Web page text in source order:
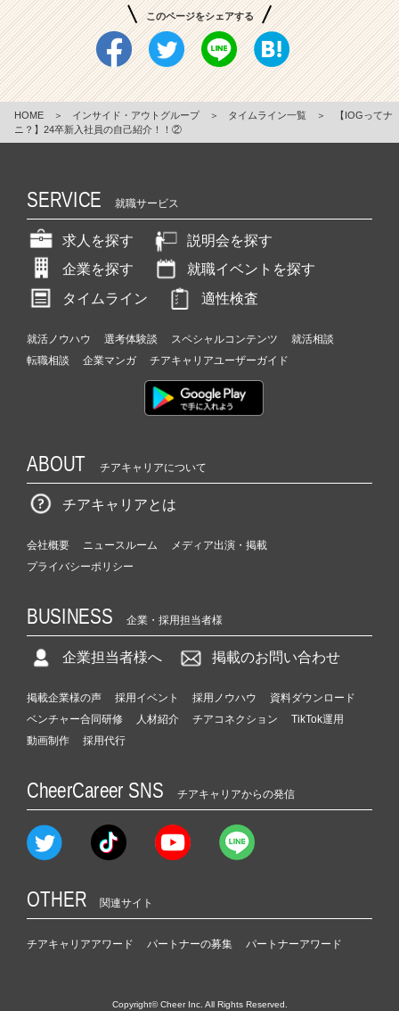
このページをシェアする
HOME ＞ インサイド・アウトグループ ＞ タイムライン一覧 ＞
【IOGってナ
ニ？】24卒新入社員の自己紹介！！②
SERVICE 就職サービス
求人を探す
説明会を探す
企業を探す
就職イベントを探す
タイムライン
適性検査
就活ノウハウ 選考体験談 スペシャルコンテンツ
就活相談
転職相談
企業マンガ チアキャリアユーザーガイド
ABOUT チアキャリアについて
チアキャリアとは
会社概要 ニュースルーム
メディア出演・掲載
プライバシーポリシー
BUSINESS 企業・採用担当者様
企業担当者様へ 掲載のお問い合わせ
掲載企業様の声 採用イベント 採用ノウハウ
資料ダウンロード
ベンチャー合同研修
人材紹介 チアコネクション
TikTok運用
動画制作
採用代行
CheerCareer SNS チアキャリアからの発信
OTHER 関連サイト
チアキャリアアワード パートナーの募集 パートナーアワード
Copyright© Cheer Inc. All Rights Reserved.